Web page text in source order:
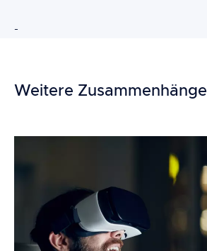
Content
-
Weitere Zusammenhänge